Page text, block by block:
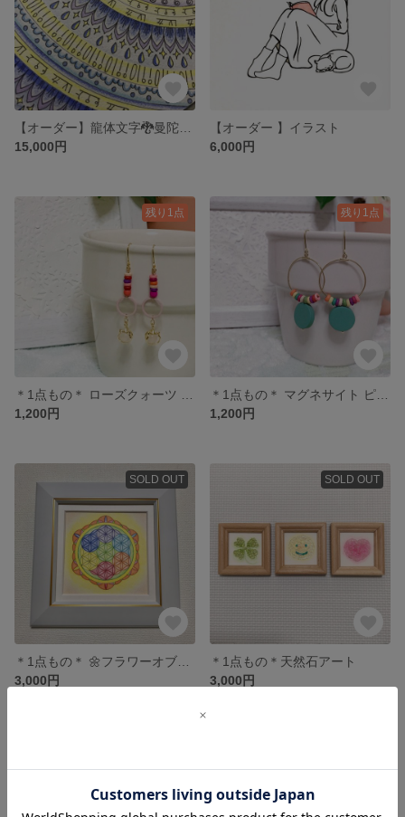
15,000円
【オーダー 】イラスト
6,000円
残り1点
1,200円
残り1点
1,200円
SOLD OUT
3,000円
SOLD OUT
＊1点もの＊天然石アート
3,000円